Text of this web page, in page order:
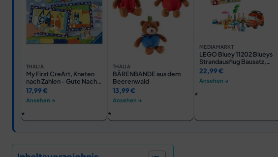
THALIA
My First CreArt, Kneten
nach Zahlen - Gute Nacht,
Bluey!
17,99 €
Ansehen →
THALIA
BÄRENBANDE aus dem
Beerenwald
13,99 €
Ansehen →
MEDIAMARKT
LEGO Bluey 11202 Blueys
Strandausflug Bausatz,
Mehrfarbig
22,99 €
Ansehen →